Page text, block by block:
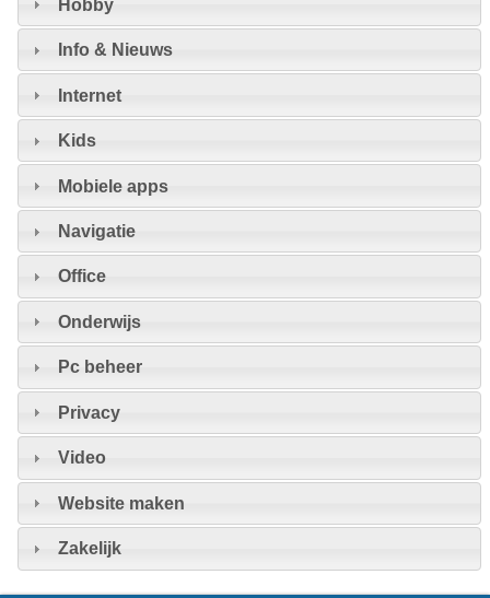
Hobby
Info & Nieuws
Internet
Kids
Mobiele apps
Navigatie
Office
Onderwijs
Pc beheer
Privacy
Video
Website maken
Zakelijk